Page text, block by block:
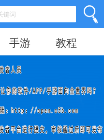
手游 教程